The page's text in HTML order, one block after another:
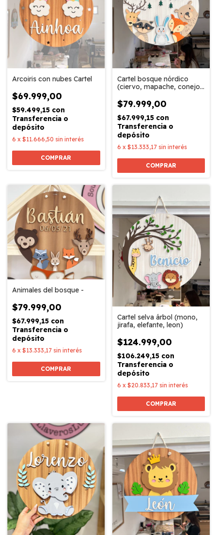
Arcoiris con nubes Cartel
$69.999,00
$59.499,15 con
Transferencia o
depósito
6 x $11.666,50 sin interés
COMPRAR
Cartel bosque nórdico
(ciervo, mapache, conejo,
$79.999,00
$67.999,15 con
Transferencia o
depósito
6 x $13.333,17 sin interés
COMPRAR
Animales del bosque -
$79.999,00
$67.999,15 con
Transferencia o
depósito
6 x $13.333,17 sin interés
COMPRAR
Cartel selva árbol (mono,
jirafa, elefante, leon)
$124.999,00
$106.249,15 con
Transferencia o
depósito
6 x $20.833,17 sin interés
COMPRAR